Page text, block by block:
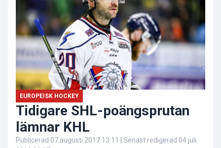
Övrigt
EUROPEISK HOCKEY
Tidigare SHL-poängsprutan
lämnar KHL
Publicerad 07 augusti 2017 13:11 | Senast redigerad 04 juli